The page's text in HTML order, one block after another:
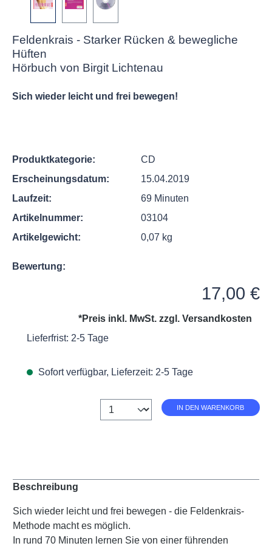
Feldenkrais - Starker Rücken & bewegliche
Hüften
Hörbuch von Birgit Lichtenau
Sich wieder leicht und frei bewegen!
Produktkategorie:
CD
Erscheinungsdatum:
15.04.2019
Laufzeit:
69 Minuten
Artikelnummer:
03104
Artikelgewicht:
0,07 kg
Bewertung:
17,00 €
*Preis inkl. MwSt. zzgl. Versandkosten
Lieferfrist: 2-5 Tage
Sofort verfügbar, Lieferzeit: 2-5 Tage
Anzahl IN DEN WARENKORB
Beschreibung
Sich wieder leicht und frei bewegen - die Feldenkrais-
Methode macht es möglich.
In rund 70 Minuten lernen Sie von einer führenden